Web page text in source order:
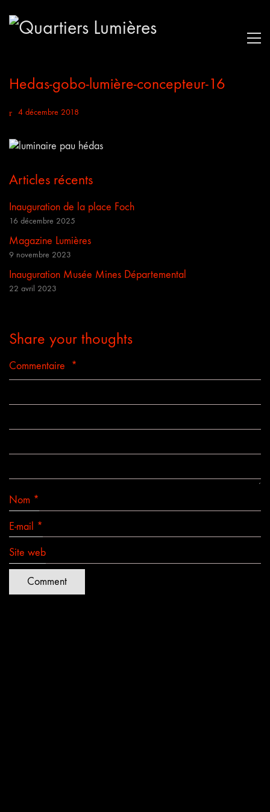
Hedas-gobo-lumière-concepteur-16
4 décembre 2018
Articles récents
Inauguration de la place Foch
16 décembre 2025
Magazine Lumières
9 novembre 2023
Inauguration Musée Mines Départemental
22 avril 2023
Share your thoughts
Commentaire *
Nom *
E-mail *
Site web